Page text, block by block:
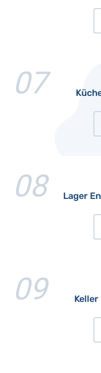
07
08 Lager
09